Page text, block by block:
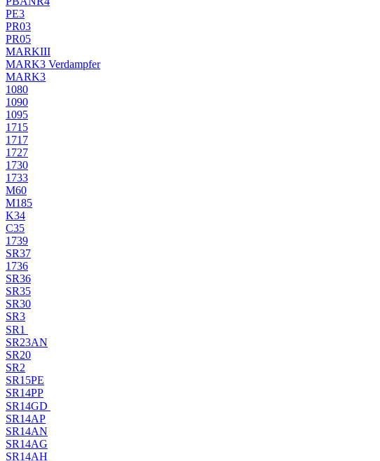
PE3
PR03
PR05
MARKIII
MARK3 Verdampfer
MARK3
1080
1090
1095
1715
1717
1727
1730
1733
M60
M185
K34
C35
1739
SR37
1736
SR36
SR35
SR30
SR3
SR1
SR23AN
SR20
SR2
SR15PE
SR14PP
SR14GD
SR14AP
SR14AN
SR14AG
SR14AH